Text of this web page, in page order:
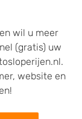
wil u meer
(gratis) uw
website en